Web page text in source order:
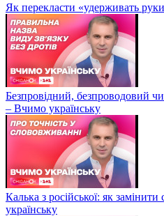
Як перекласти «удерживать
Безпровідний, безпроводовий
– Вчимо українську
Калька з російської: як
українську